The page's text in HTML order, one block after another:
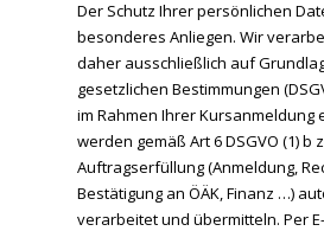
Der Schutz Ihrer persönlichen
besonderes Anliegen. Wir
daher ausschließlich auf
gesetzlichen Bestimmungen
im Rahmen Ihrer Kursanmeldung
werden gemäß Art 6 DSGVO (1) b
Auftragserfüllung (Anmeldung,
Bestätigung an ÖÄK, Finanz …)
verarbeitet und übermitteln. Per